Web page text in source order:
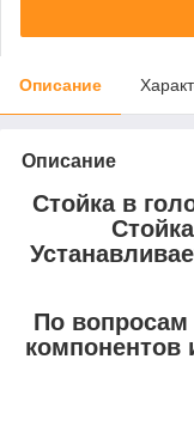
Описание
Описание
Стойка в
По вопросам
компонентов